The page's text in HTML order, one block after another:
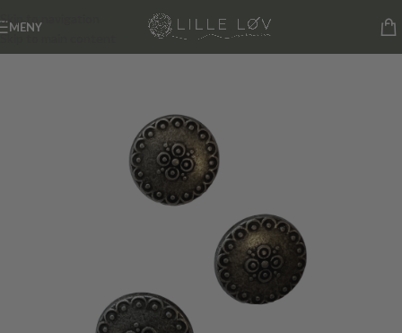
Skip to navigation
Skip to main content
MENY